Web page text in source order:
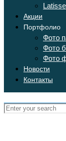
Latisse
Акции
Портфолио
Фото
Фото
Фото
Новости
Контакты